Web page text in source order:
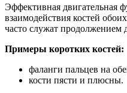
Эффективная двигательная
взаимодействия костей
часто служат продолжением
Примеры коротких костей:
фаланги пальцев на
кости пясти и плюсны.